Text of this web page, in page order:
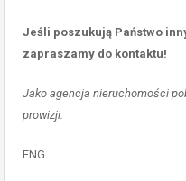
Jeśli poszukują Państwo
zapraszamy do kontaktu!
Jako agencja nieruchomości
prowizji.
ENG